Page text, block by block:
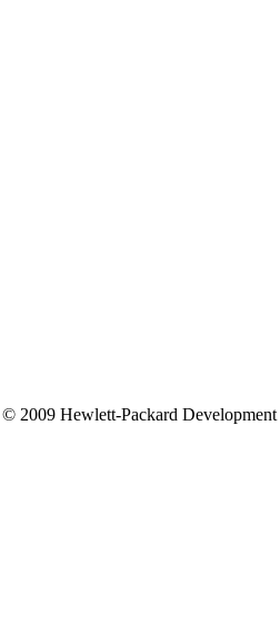
© 2009 Hewlett-Packard Development